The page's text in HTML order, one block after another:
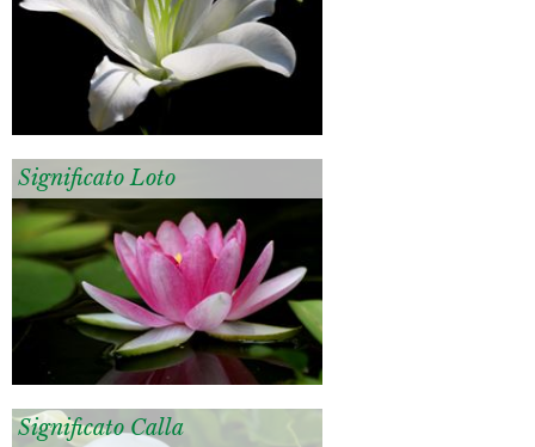
Significato Loto
Significato Calla